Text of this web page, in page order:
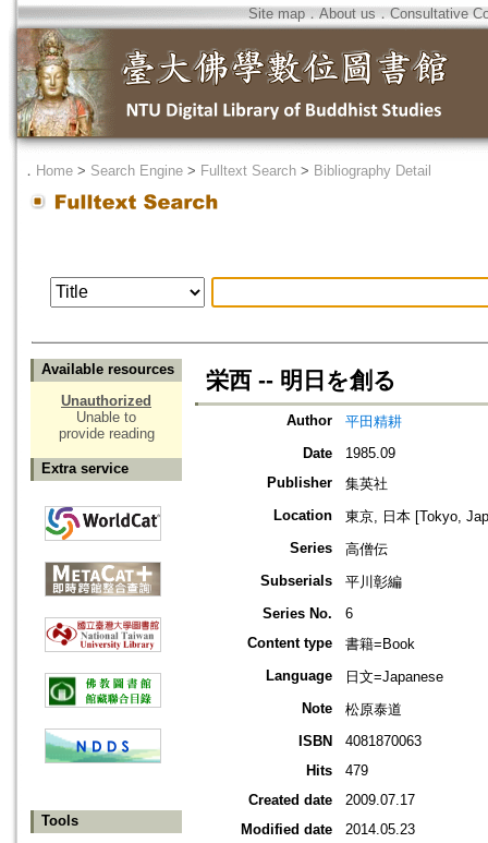
Site map．About us ． Consultative
． Home > Search Engine > Fulltext Search > Bibliography Detail
Available resources
Unauthorized
Unable to
provide reading
Extra service
Tools
栄西 -- 明日を創る
Author
平田精耕
Date
1985.09
Publisher
集英社
Location
東京, 日本 [Tokyo,
Series
高僧伝
Subserials
平川彰編
Series No.
6
Content type
書籍=Book
Language
日文=Japanese
Note
松原泰道
ISBN
4081870063
Hits
479
Created date
2009.07.17
Modified date
2014.05.23